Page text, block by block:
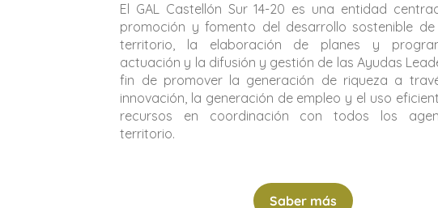
El GAL Castellón Sur 14-20 es una entidad
promoción y fomento del desarrollo sostenible de
territorio, la elaboración de planes y
actuación y la difusión y gestión de las Ayudas
fin de promover la generación de riqueza a
innovación, la generación de empleo y el uso
recursos en coordinación con todos los
territorio.
Saber más